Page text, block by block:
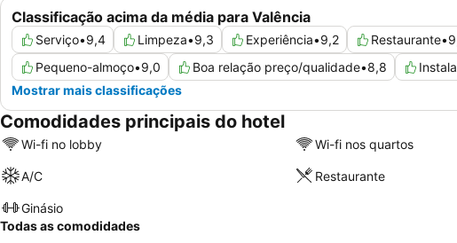
Classificação acima da média para Valência
Serviço•9,4 Limpeza•9,3 Experiência•9,2 Restaurante•
Pequeno-almoço•9,0 Boa relação preço/qualidade•8,8
Mostrar mais classificações
Comodidades principais do hotel
Wi-fi no lobby Wi-fi nos quartos
A/C Restaurante
Ginásio
Todas as comodidades